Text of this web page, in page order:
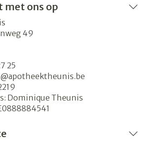
met ons op
49
25
apotheektheunis.be
Dominique Theunis